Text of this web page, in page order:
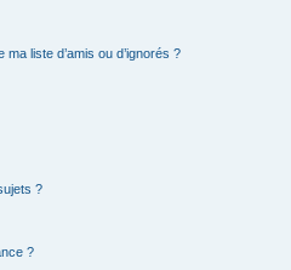
liste d’amis ou d’ignorés ?
?
?